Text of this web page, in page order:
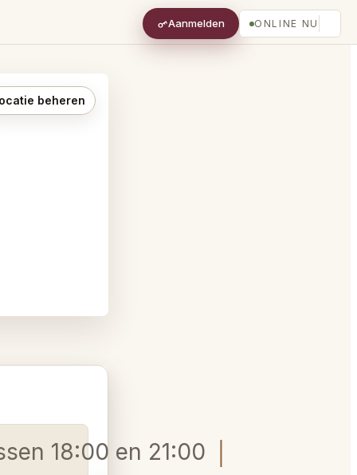
Aanmelden ONLINE NU
beheren
18:00 en 21:00 op 1 augustus